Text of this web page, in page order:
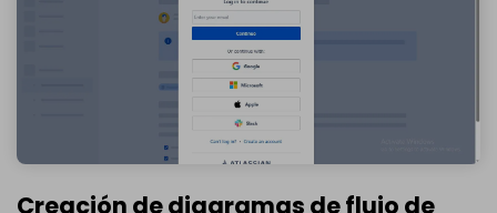
Creación de diagramas de flujo de